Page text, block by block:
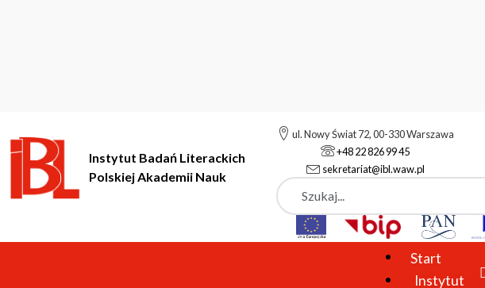
Instytut Badań Literackich
Polskiej Akademii Nauk
ul. Nowy Świat 72, 00-330 Warszawa
+48 22 826 99 45
sekretariat@ibl.waw.pl
Szukaj
Start
Instytut
Instytut Badań Literackich Polskiej Akademii Nauk